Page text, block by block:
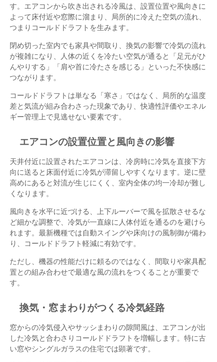
す。エアコンから吹き出される冷風は、設置位置や風向きに
よって床付近や窓際に溜まり、局所的に冷えた空気の流れ、
つまりコールドドラフトを生みます。
閉め切った室内でも家具や間取り、換気の影響で冷気の流れ
が複雑になり、人体の近くを冷たい空気が通ると「足元がひ
んやりする」「肩や首に冷たさを感じる」といった不快感に
つながります。
コールドドラフトは単なる「寒さ」ではなく、局所的な温度
差と気流が組み合わさった現象であり、快適性評価やエネル
ギー管理上で見逃せない要素です。
エアコンの設置位置と風向きの影響
天井付近に設置されたエアコンは、冷房時に冷気を直接下方
向に送ると床面付近に冷気が滞留しやすくなります。逆に壁
高めにあると対流が生じにくく、室内全体の均一冷却が難し
くなります。
風向きを水平に近づける、上下ルーバーで風を拡散させるな
ど細かな調整で、冷気が一直線に人体付近を通るのを避けら
れます。最新機種では自動スイングや床向けの風制御が備わ
り、コールドドラフト軽減に有効です。
ただし、機器の性能だけに頼るのではなく、間取りや家具配
置との組み合わせで最適な風の流れをつくることが重要で
す。
換気・窓まわりがつくる冷気経路
窓からの冷気侵入やサッシまわりの隙間風は、エアコンが出
した冷気と合わさりコールドドラフトを増幅します。特に古
い窓やシングルガラスの住宅では顕著です。